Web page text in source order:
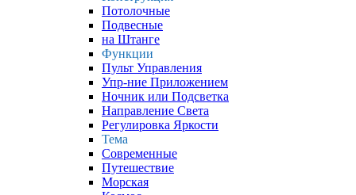
Потолочные
Подвесные
на Штанге
Функции
Пульт Управления
Упр-ние Приложением
Ночник или Подсветка
Направление Света
Регулировка Яркости
Тема
Современные
Путешествие
Морская